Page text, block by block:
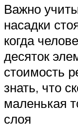
Важно
насадки
когда
десяток
стоимость
знать, что
маленькая
слоя